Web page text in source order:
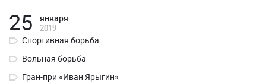
25 января
2019
Спортивная борьба
Вольная борьба
Гран-при «Иван Ярыгин»